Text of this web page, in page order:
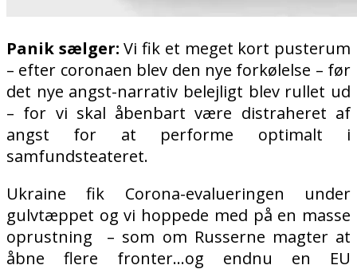
Panik sælger:Vi fik et meget kort pusterum
– efter coronaen blev den nye forkølelse – før
det nye angst-narrativ belejligt blev rullet ud
– for vi skal åbenbart være distraheret af
angst for at performe optimalt i
samfundsteateret.
Ukraine fik Corona-evalueringen under
gulvtæppet og vi hoppede med på en masse
oprustning
– som om Russerne magter at
åbne flere fronter…og endnu en EU